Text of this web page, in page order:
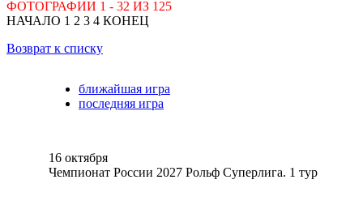
ФОТОГРАФИИ 1 - 32 ИЗ 125
НАЧАЛО 1 2 3 4 КОНЕЦ
Возврат к списку
ближайшая игра
последняя игра
16 октября
Чемпионат России 2027 Рольф Суперлига. 1 тур